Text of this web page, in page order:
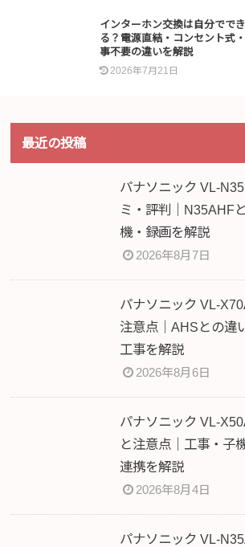
インターホン交換は自分ででき
る？電源直結・コンセント式
事不要の違いを解説
2026年7月21日
最近の投稿
パナソニック VL-
ミ・評判｜N35AHF
機・録画を解説
2026年8月7日
パナソニック VL-
注意点｜AHSとの違
工事を解説
2026年8月6日
パナソニック VL-
と注意点｜工事・子
連携を解説
2026年8月4日
パナソニック VL-